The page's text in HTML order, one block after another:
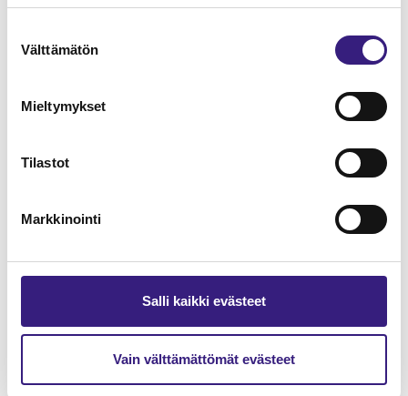
valinta
Välttämätön
Mieltymykset
Tilastot
Markkinointi
Salli kaikki evästeet
Vain välttämättömät evästeet
Verkkokauppa - kirjanpito ja
KIRJANPITO
Hankintameno kirjanpidossa ja